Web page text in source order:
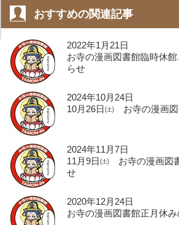
おすすめの関連記事
2022年1月21日
お寺の漫画図書館臨時休
らせ
2024年10月24日
10月26日㈯ お寺の漫画
2024年11月7日
11月9日㈯ お寺の漫画図
せ
2020年12月24日
お寺の漫画図書館正月休